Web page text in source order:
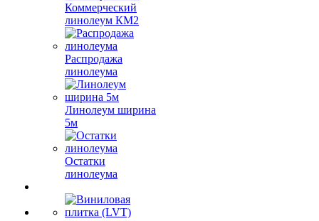
Коммерческий
линолеум КМ2
Распродажа
линолеума
Линолеум ширина
5м
Остатки
линолеума